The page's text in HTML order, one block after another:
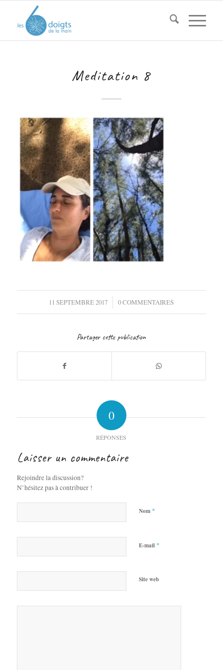
Meditation 8
11 SEPTEMBRE 2017
/ 0 COMMENTAIRES
Partager cette publication
0
RÉPONSES
Laisser un commentaire
Rejoindre la discussion?
N’hésitez pas à contribuer !
Nom *
E-mail *
Site web